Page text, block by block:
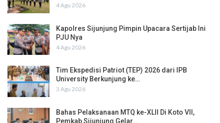
4 Agu 2026
Kapolres Sijunjung Pimpin Upacara Sertijab Ini
PJU Nya
4 Agu 2026
Tim Ekspedisi Patriot (TEP) 2026 dari IPB
University Berkunjung ke…
3 Agu 2026
Bahas Pelaksanaan MTQ ke-XLII Di Koto VII,
Pemkab Sijunjung Gelar…